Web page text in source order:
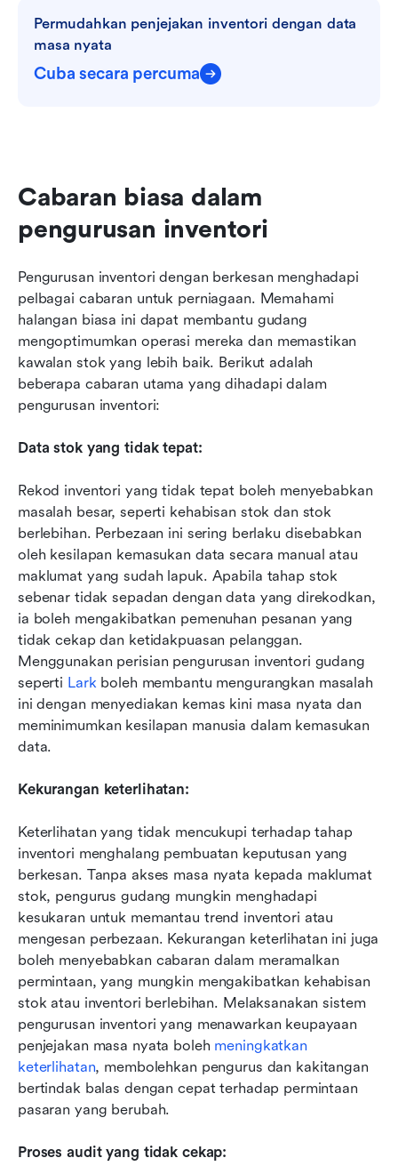
Permudahkan penjejakan inventori dengan data
masa nyata
Cuba secara percuma
Cabaran biasa dalam
pengurusan inventori
Pengurusan inventori dengan berkesan menghadapi
pelbagai cabaran untuk perniagaan. Memahami
halangan biasa ini dapat membantu gudang
mengoptimumkan operasi mereka dan memastikan
kawalan stok yang lebih baik. Berikut adalah
beberapa cabaran utama yang dihadapi dalam
pengurusan inventori:
Data stok yang tidak tepat:
Rekod inventori yang tidak tepat boleh menyebabkan
masalah besar, seperti kehabisan stok dan stok
berlebihan. Perbezaan ini sering berlaku disebabkan
oleh kesilapan kemasukan data secara manual atau
maklumat yang sudah lapuk. Apabila tahap stok
sebenar tidak sepadan dengan data yang direkodkan,
ia boleh mengakibatkan pemenuhan pesanan yang
tidak cekap dan ketidakpuasan pelanggan.
Menggunakan perisian pengurusan inventori gudang
seperti Lark boleh membantu mengurangkan masalah
ini dengan menyediakan kemas kini masa nyata dan
meminimumkan kesilapan manusia dalam kemasukan
data.
Kekurangan keterlihatan:
Keterlihatan yang tidak mencukupi terhadap tahap
inventori menghalang pembuatan keputusan yang
berkesan. Tanpa akses masa nyata kepada maklumat
stok, pengurus gudang mungkin menghadapi
kesukaran untuk memantau trend inventori atau
mengesan perbezaan. Kekurangan keterlihatan ini juga
boleh menyebabkan cabaran dalam meramalkan
permintaan, yang mungkin mengakibatkan kehabisan
stok atau inventori berlebihan. Melaksanakan sistem
pengurusan inventori yang menawarkan keupayaan
penjejakan masa nyata boleh meningkatkan
keterlihatan, membolehkan pengurus dan kakitangan
bertindak balas dengan cepat terhadap permintaan
pasaran yang berubah.
Proses audit yang tidak cekap: